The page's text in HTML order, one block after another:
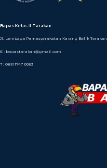
Bapas Kelas II Tarakan
Jl. Lembaga Pemasyarakatan Karang Balik Tarakan
E : bapastarakan@gmail.com
T : 0851 1747 0063